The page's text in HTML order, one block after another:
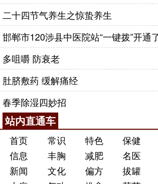
二十四节气养生之惊蛰养生
邯郸市120涉县中医院站“一键拨”开通
多咀嚼 防衰老
肚脐敷药 缓解痛经
春季除湿四妙招
站内直通车
首页 常识 特色 保健
信息
丰胸 减肥 名医
新闻
文化 偏方 拔罐